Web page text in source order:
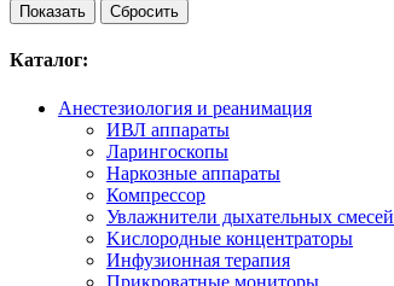
Каталог:
Анестезиология и реанимация
ИВЛ аппараты
Ларингоскопы
Наркозные аппараты
Компрессор
Увлажнители дыхательных смесей
Kислородные концентраторы
Инфузионная терапия
Прикроватные мониторы